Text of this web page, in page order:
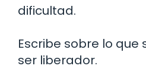
dificultad.
Escribe sobre lo que
ser liberador.